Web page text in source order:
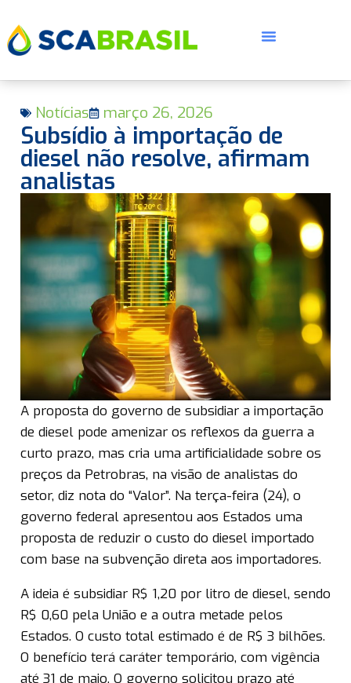
Notícias março 26, 2026
Subsídio à importação de
diesel não resolve, afirmam
analistas
A proposta do governo de subsidiar a importação
de diesel pode amenizar os reflexos da guerra a
curto prazo, mas cria uma artificialidade sobre os
preços da Petrobras, na visão de analistas do
setor, diz nota do “Valor”. Na terça-feira (24), o
governo federal apresentou aos Estados uma
proposta de reduzir o custo do diesel importado
com base na subvenção direta aos importadores.
A ideia é subsidiar R$ 1,20 por litro de diesel, sendo
R$ 0,60 pela União e a outra metade pelos
Estados. O custo total estimado é de R$ 3 bilhões.
O benefício terá caráter temporário, com vigência
até 31 de maio. O governo solicitou prazo até